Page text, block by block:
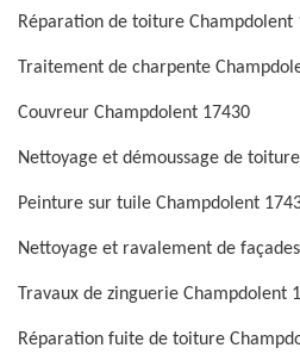
Réparation de toiture Champdolent
Traitement de charpente
Couvreur Champdolent 17430
Nettoyage et démoussage de
Peinture sur tuile Champdolent
Nettoyage et ravalement de
Travaux de zinguerie Champdolent
Réparation fuite de toiture